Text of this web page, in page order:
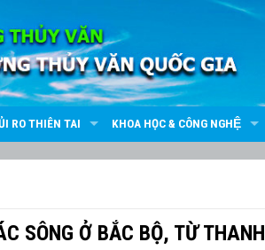
RO THIÊN TAI KHOA HỌC & CÔNG NGHỆ
SÔNG Ở BẮC BỘ, TỪ THANH